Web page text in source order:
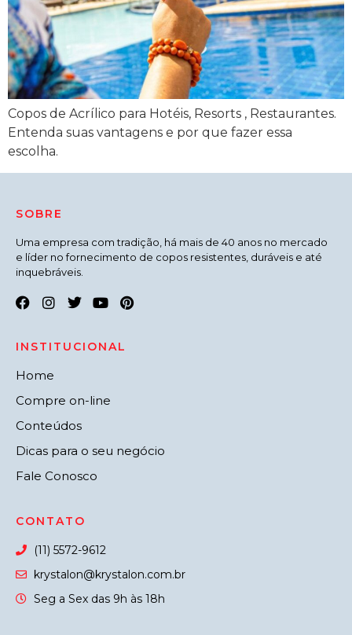
Copos de Acrílico para Hotéis, Resorts , Restaurantes.
Entenda suas vantagens e por que fazer essa
escolha.
SOBRE
Uma empresa com tradição, há mais de 40 anos no mercado
e líder no fornecimento de copos resistentes, duráveis e até
inquebráveis.
INSTITUCIONAL
Home
Compre on-line
Conteúdos
Dicas para o seu negócio
Fale Conosco
CONTATO
(11) 5572-9612
krystalon@krystalon.com.br
Seg a Sex das 9h às 18h